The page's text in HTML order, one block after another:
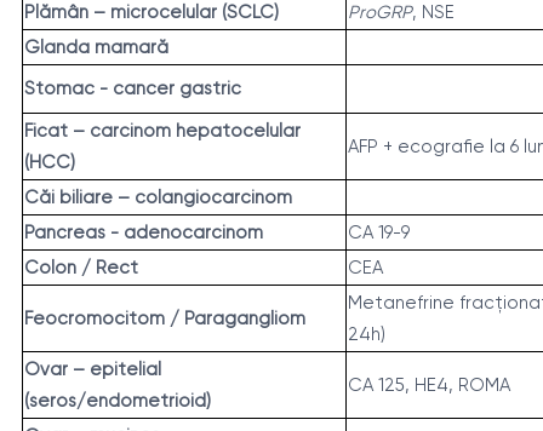
Plămân – microcelular (SCLC)
ProGRP, NSE
Glanda mamară
Stomac - cancer gastric
Ficat – carcinom hepatocelular
(HCC)
AFP + ecografie la 6
Căi biliare – colangiocarcinom
Pancreas - adenocarcinom
CA 19-9
Colon / Rect
CEA
Feocromocitom / Paragangliom
Metanefrine
24h)
Ovar – epitelial
(seros/endometrioid)
CA 125, HE4, ROMA